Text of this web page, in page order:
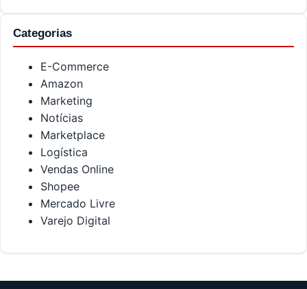
Categorias
E-Commerce
Amazon
Marketing
Notícias
Marketplace
Logística
Vendas Online
Shopee
Mercado Livre
Varejo Digital